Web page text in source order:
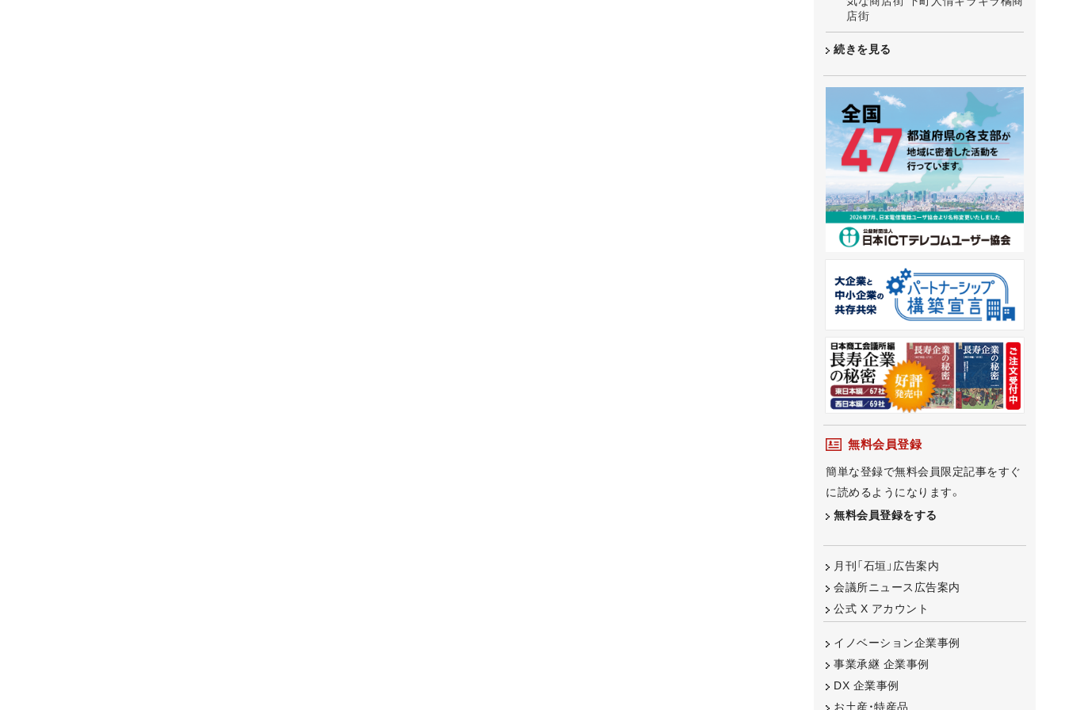
店街
続きを見る
無料会員登録
簡単な登録で無料会員限定記事をすぐ
に読めるようになります。
無料会員登録をする
月刊「石垣」広告案内
会議所ニュース広告案内
公式 X アカウント
イノベーション企業事例
事業承継 企業事例
DX 企業事例
お土産・特産品